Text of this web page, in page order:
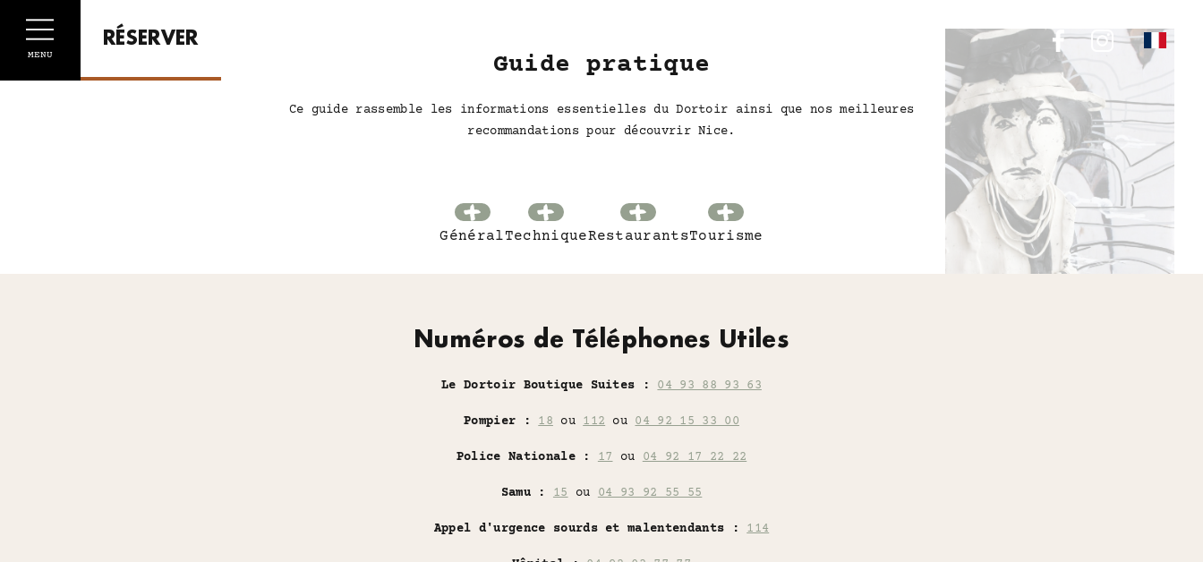
MENU
RÉSERVER
Guide pratique
Ce guide rassemble les informations essentielles du Dortoir ainsi que nos meilleures
recommandations pour découvrir Nice.
GénéralTechniqueRestaurantsTourisme
Numéros de Téléphones Utiles
Le Dortoir Boutique Suites : 04 93 88 93 63
Pompier : 18 ou 112 ou 04 92 15 33 00
Police Nationale : 17 ou 04 92 17 22 22
Samu : 15 ou 04 93 92 55 55
Appel d'urgence sourds et malentendants : 114